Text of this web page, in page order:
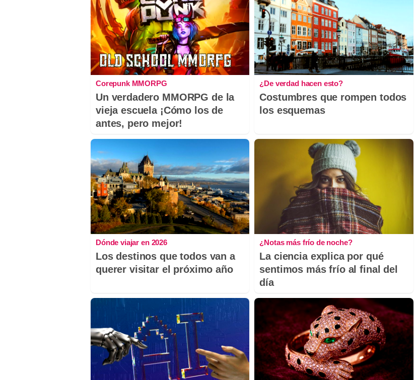
Corepunk MMORPG
Un verdadero MMORPG de la
vieja escuela ¡Cómo los de
antes, pero mejor!
¿De verdad hacen esto?
Costumbres que rompen todos
los esquemas
Dónde viajar en 2026
Los destinos que todos van a
querer visitar el próximo año
¿Notas más frío de noche?
La ciencia explica por qué
sentimos más frío al final del
día